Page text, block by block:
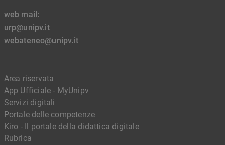
web mail:
urp@unipv.it
webateneo@unipv.it
Area riservata
App Ufficiale - MyUnipv
Servizi digitali
Portale delle competenze
Kiro - Il portale della didattica digitale
Rubrica